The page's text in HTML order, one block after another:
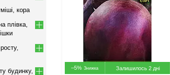
–5% Залишилось 2 дні
кора
плівка,
будинку,